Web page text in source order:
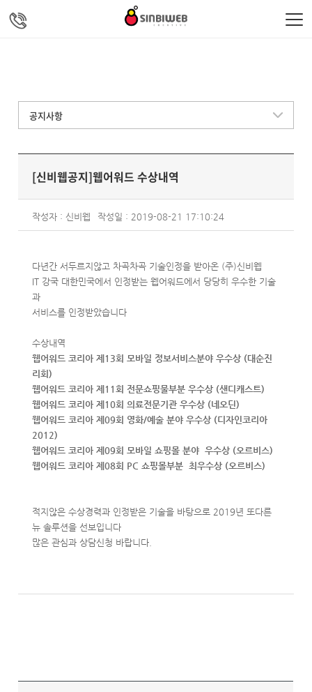
공지사항
[신비웹공지]웹어워드 수상내역
작성자 : 신비웹 작성일 : 2019-08-21 17:10:24
다년간 서두르지않고 차곡차곡 기술인정을 받아온 (주)신비웹
IT 강국 대한민국에서 인정받는 웹어워드에서 당당히 우수한 기술
과
서비스를 인정받았습니다
수상내역
웹어워드 코리아 제13회 모바일 정보서비스분야 우수상 (대순진
리회)
웹어워드 코리아 제11회 전문쇼핑물부분 우수상 (샌디캐스트)
웹어워드 코리아 제10회 의료전문기관 우수상 (네오딘)
웹어워드 코리아 제09회 영화/예술 분야 우수상 (디자인코리아
2012)
웹어워드 코리아 제09회 모바일 쇼핑몰 분야 우수상 (오르비스)
웹어워드 코리아 제08회 PC 쇼핑몰부분 최우수상 (오르비스)
적지않은 수상경력과 인정받은 기술을 바탕으로 2019년 또다른
뉴 솔루션을 선보입니다
많은 관심과 상담신청 바랍니다.